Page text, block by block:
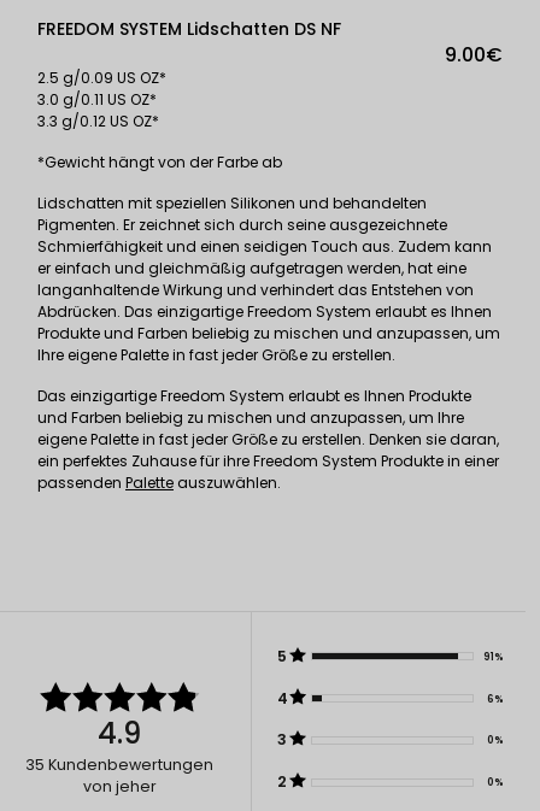
FREEDOM SYSTEM Lidschatten DS NF
9.00€
2.5 g/0.09 US OZ*
3.0 g/0.11 US OZ*
3.3 g/0.12 US OZ*
*Gewicht hängt von der Farbe ab
Lidschatten mit speziellen Silikonen und behandelten
Pigmenten. Er zeichnet sich durch seine ausgezeichnete
Schmierfähigkeit und einen seidigen Touch aus. Zudem kann
er einfach und gleichmäßig aufgetragen werden, hat eine
langanhaltende Wirkung und verhindert das Entstehen von
Abdrücken. Das einzigartige Freedom System erlaubt es Ihnen
Produkte und Farben beliebig zu mischen und anzupassen, um
Ihre eigene Palette in fast jeder Größe zu erstellen.
Das einzigartige Freedom System erlaubt es Ihnen Produkte
und Farben beliebig zu mischen und anzupassen, um Ihre
eigene Palette in fast jeder Größe zu erstellen. Denken sie daran,
ein perfektes Zuhause für ihre Freedom System Produkte in einer
passenden Palette auszuwählen.
4.9
35 Kundenbewertungen
von jeher
5 91%
4 6%
3 0%
2 0%